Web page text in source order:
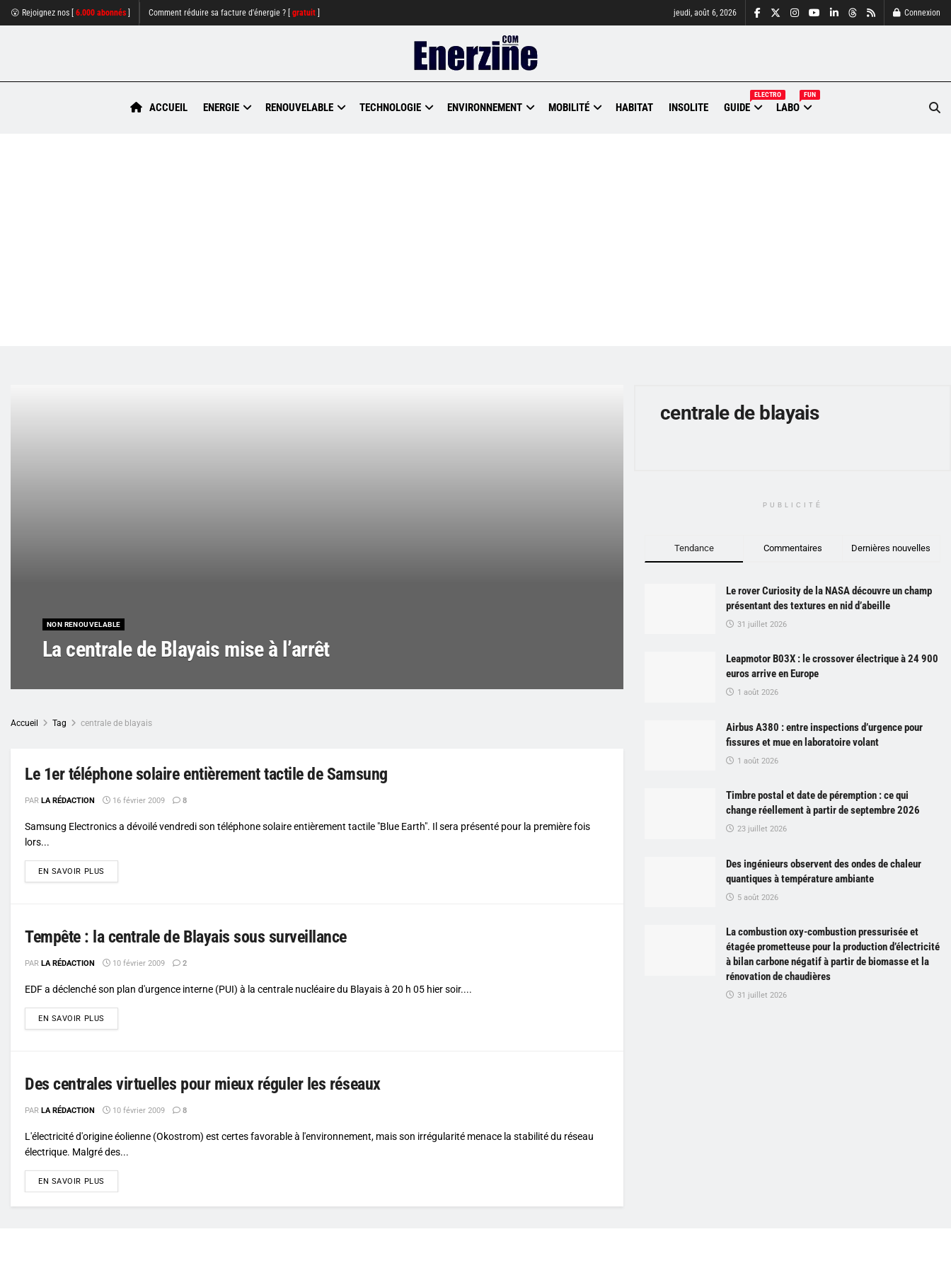
😮 Rejoignez nos [ 6.000 abonnés Comment réduire sa facture d'énergie ? [ gratuit jeudi, août 6, 2026 Connexion
ACCUEIL ENERGIE RENOUVELABLE TECHNOLOGIE ENVIRONNEMENT MOBILITÉ HABITAT INSOLITE GUIDE
ELECTRO
LABO
FUN
NON RENOUVELABLE
La centrale de Blayais mise à l’arrêt
Accueil Tag centrale de blayais
Le 1er téléphone solaire entièrement tactile de Samsung
PAR LA RÉDACTION 16 février 2009 8
Samsung Electronics a dévoilé vendredi son téléphone solaire entièrement tactile "Blue Earth". Il sera présenté pour la première fois
lors...
EN SAVOIR PLUS
Tempête : la centrale de Blayais sous surveillance
PAR LA RÉDACTION 10 février 2009 2
EDF a déclenché son plan d'urgence interne (PUI) à la centrale nucléaire du Blayais à 20 h 05 hier soir....
EN SAVOIR PLUS
Des centrales virtuelles pour mieux réguler les réseaux
PAR LA RÉDACTION 10 février 2009 8
L'électricité d'origine éolienne (Okostrom) est certes favorable à l'environnement, mais son irrégularité menace la stabilité du réseau
électrique. Malgré des...
EN SAVOIR PLUS
centrale de blayais
PUBLICITÉ
Tendance Commentaires Dernières nouvelles
Le rover Curiosity de la NASA découvre un champ
présentant des textures en nid d’abeille
31 juillet 2026
Leapmotor B03X : le crossover électrique à 24 900
euros arrive en Europe
1 août 2026
Airbus A380 : entre inspections d’urgence pour
fissures et mue en laboratoire volant
1 août 2026
Timbre postal et date de péremption : ce qui
change réellement à partir de septembre 2026
23 juillet 2026
Des ingénieurs observent des ondes de chaleur
quantiques à température ambiante
5 août 2026
La combustion oxy-combustion pressurisée et
étagée prometteuse pour la production d’électricité
à bilan carbone négatif à partir de biomasse et la
rénovation de chaudières
31 juillet 2026